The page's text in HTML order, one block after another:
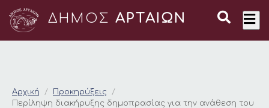
ΔΗΜΟΣ ΑΡΤΑΙΩΝ
Περίληψη
Αρχική
Προκηρύξεις
Περίληψη διακήρυξης δημοπρασίας για την ανάθεση του